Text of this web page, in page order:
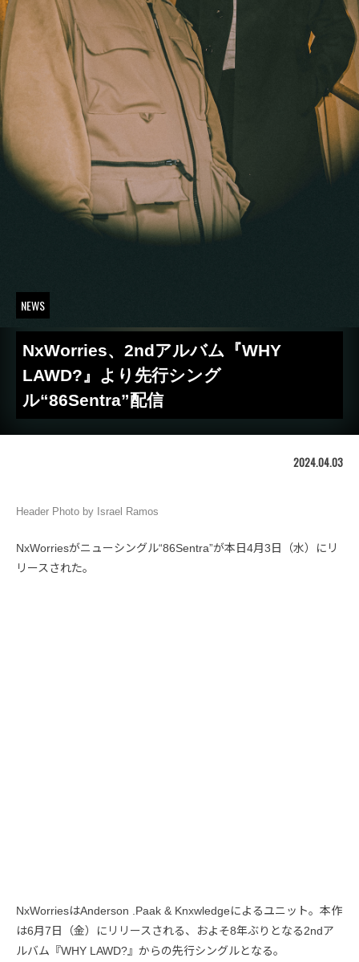
NEWS
NxWorries、2ndアルバム『WHY
LAWD?』より先行シング
ル“86Sentra”配信
2024.04.03
Header Photo by Israel Ramos
NxWorriesがニューシングル“86Sentra”が本日4月3日（水）にリ
リースされた。
NxWorriesはAnderson .Paak & Knxwledgeによるユニット。本作
は6月7日（金）にリリースされる、およそ8年ぶりとなる2ndア
ルバム『WHY LAWD?』からの先行シングルとなる。